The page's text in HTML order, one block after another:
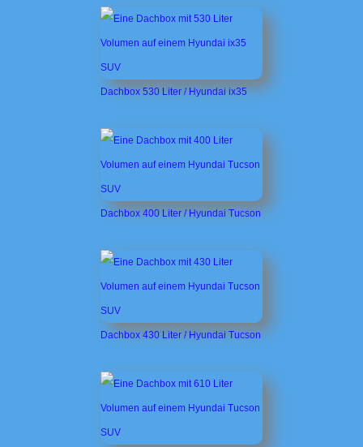
Dachbox 530 Liter / Hyundai ix35
Dachbox 400 Liter / Hyundai Tucson
Dachbox 430 Liter / Hyundai Tucson